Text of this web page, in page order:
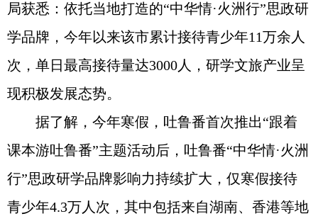
局获悉：依托当地打造的“中华情·火洲行”思政研
学品牌，今年以来该市累计接待青少年11万余人
次，单日最高接待量达3000人，研学文旅产业呈
现积极发展态势。
据了解，今年寒假，吐鲁番首次推出“跟着
课本游吐鲁番”主题活动后，吐鲁番“中华情·火洲
行”思政研学品牌影响力持续扩大，仅寒假接待
青少年4.3万人次，其中包括来自湖南、香港等地